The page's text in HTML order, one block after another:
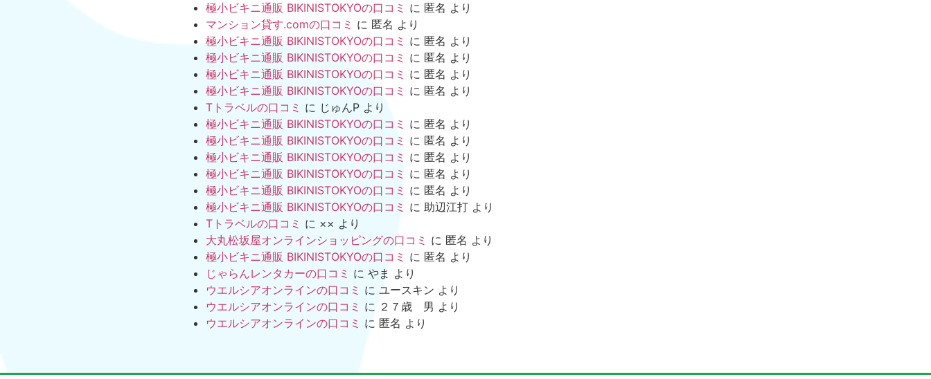
極小ビキニ通販 BIKINISTOKYOの口コミ に 匿名 より
マンション貸す.comの口コミ に 匿名 より
極小ビキニ通販 BIKINISTOKYOの口コミ に 匿名 より
極小ビキニ通販 BIKINISTOKYOの口コミ に 匿名 より
極小ビキニ通販 BIKINISTOKYOの口コミ に 匿名 より
極小ビキニ通販 BIKINISTOKYOの口コミ に 匿名 より
Tトラベルの口コミ に じゅんP より
極小ビキニ通販 BIKINISTOKYOの口コミ に 匿名 より
極小ビキニ通販 BIKINISTOKYOの口コミ に 匿名 より
極小ビキニ通販 BIKINISTOKYOの口コミ に 匿名 より
極小ビキニ通販 BIKINISTOKYOの口コミ に 匿名 より
極小ビキニ通販 BIKINISTOKYOの口コミ に 匿名 より
極小ビキニ通販 BIKINISTOKYOの口コミ に 助辺江打 より
Tトラベルの口コミ に ×× より
大丸松坂屋オンラインショッピングの口コミ に 匿名 より
極小ビキニ通販 BIKINISTOKYOの口コミ に 匿名 より
じゃらんレンタカーの口コミ に やま より
ウエルシアオンラインの口コミ に ユースキン より
ウエルシアオンラインの口コミ に ２７歳 男 より
ウエルシアオンラインの口コミ に 匿名 より